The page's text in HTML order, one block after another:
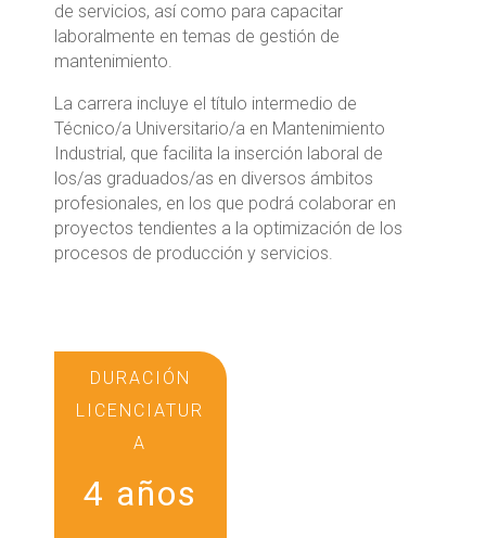
de servicios, así como para capacitar
laboralmente en temas de gestión de
mantenimiento.
La carrera incluye el título intermedio de
Técnico/a Universitario/a en Mantenimiento
Industrial, que facilita la inserción laboral de
los/as graduados/as en diversos ámbitos
profesionales, en los que podrá colaborar en
proyectos tendientes a la optimización de los
procesos de producción y servicios.
DURACIÓN
LICENCIATUR
A
4 años